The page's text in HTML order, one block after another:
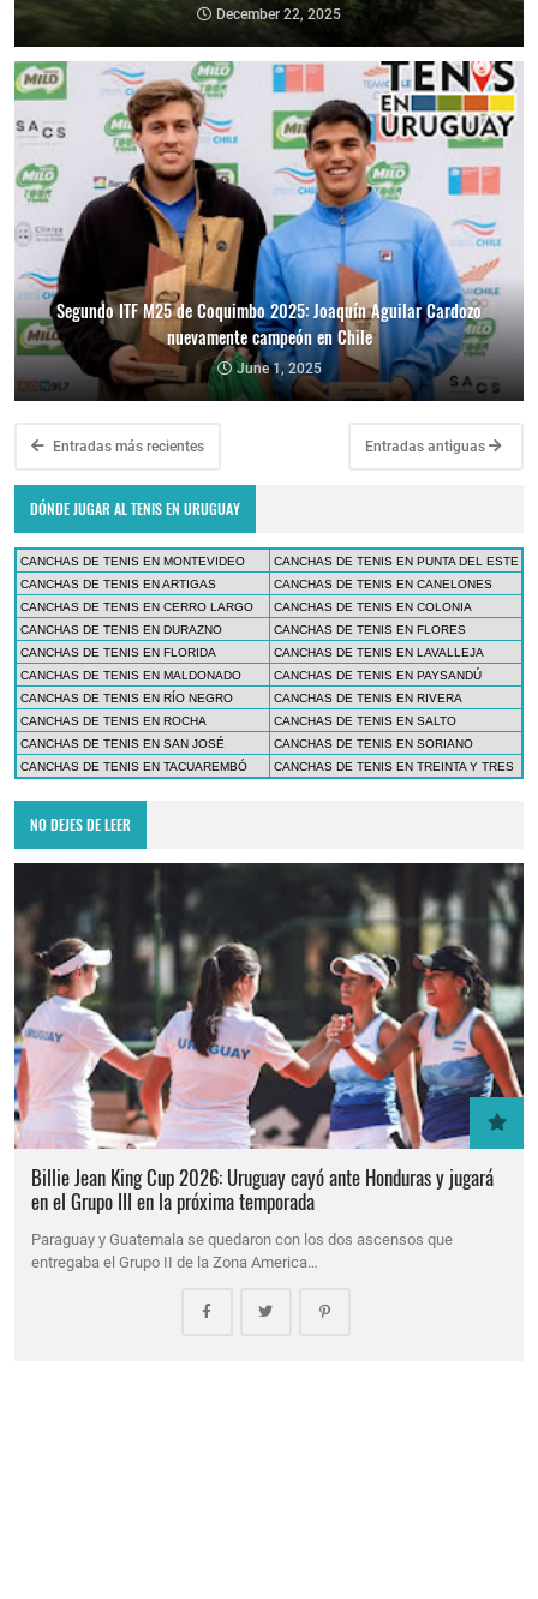
December 22, 2025
Segundo ITF M25 de Coquimbo 2025: Joaquín Aguilar Cardozo
nuevamente campeón en Chile
June 1, 2025
Entradas más recientes Entradas antiguas
DÓNDE JUGAR AL TENIS EN URUGUAY
CANCHAS DE TENIS EN MONTEVIDEO
CANCHAS DE TENIS EN PUNTA DEL ESTE
CANCHAS DE TENIS EN ARTIGAS
CANCHAS DE TENIS EN CANELONES
CANCHAS DE TENIS EN CERRO LARGO
CANCHAS DE TENIS EN COLONIA
CANCHAS DE TENIS EN DURAZNO
CANCHAS DE TENIS EN FLORES
CANCHAS DE TENIS EN FLORIDA
CANCHAS DE TENIS EN LAVALLEJA
CANCHAS DE TENIS EN MALDONADO
CANCHAS DE TENIS EN PAYSANDÚ
CANCHAS DE TENIS EN RÍO NEGRO
CANCHAS DE TENIS EN RIVERA
CANCHAS DE TENIS EN ROCHA
CANCHAS DE TENIS EN SALTO
CANCHAS DE TENIS EN SAN JOSÉ
CANCHAS DE TENIS EN SORIANO
CANCHAS DE TENIS EN TACUAREMBÓ
CANCHAS DE TENIS EN TREINTA Y TRES
NO DEJES DE LEER
Billie Jean King Cup 2026: Uruguay cayó ante Honduras y jugará
en el Grupo III en la próxima temporada
Paraguay y Guatemala se quedaron con los dos ascensos que
entregaba el Grupo II de la Zona America…